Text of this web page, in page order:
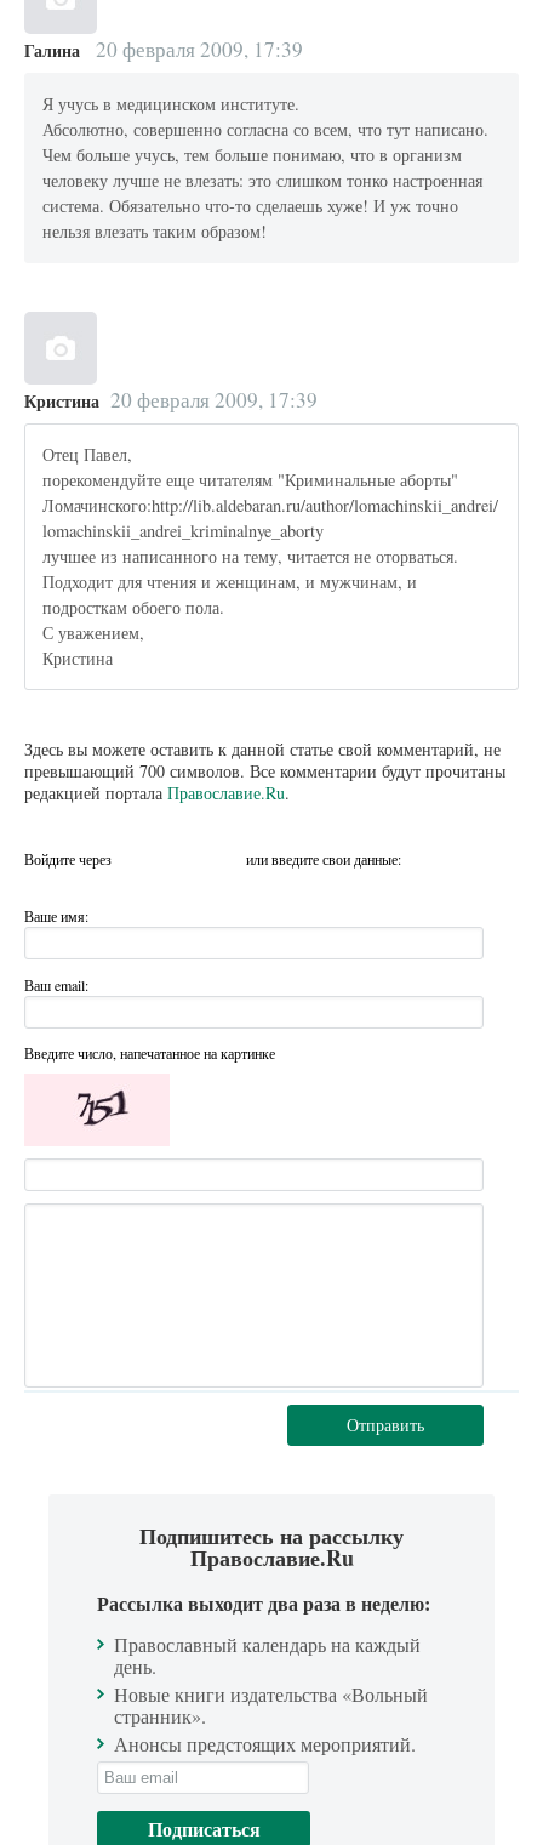
Галина 20 февраля 2009, 17:39
Я учусь в медицинском институте.
Абсолютно, совершенно согласна со всем, что тут написано.
Чем больше учусь, тем больше понимаю, что в организм
человеку лучше не влезать: это слишком тонко настроенная
система. Обязательно что-то сделаешь хуже! И уж точно
нельзя влезать таким образом!
Кристина 20 февраля 2009, 17:39
Отец Павел,
порекомендуйте еще читателям "Криминальные аборты"
Ломачинского:http://lib.aldebaran.ru/author/lomachinskii_andrei/
lomachinskii_andrei_kriminalnye_aborty
лучшее из написанного на тему, читается не оторваться.
Подходит для чтения и женщинам, и мужчинам, и
подросткам обоего пола.
С уважением,
Кристина
Здесь вы можете оставить к данной статье свой комментарий, не
превышающий 700 символов. Все комментарии будут прочитаны
редакцией портала Православие.Ru.
Войдите через или введите свои данные:
Ваше имя:
Ваш email:
Введите число, напечатанное на картинке
Отправить
Подпишитесь на рассылку
Православие.Ru
Рассылка выходит два раза в неделю:
Православный календарь на каждый
день.
Новые книги издательства «Вольный
странник».
Анонсы предстоящих мероприятий.